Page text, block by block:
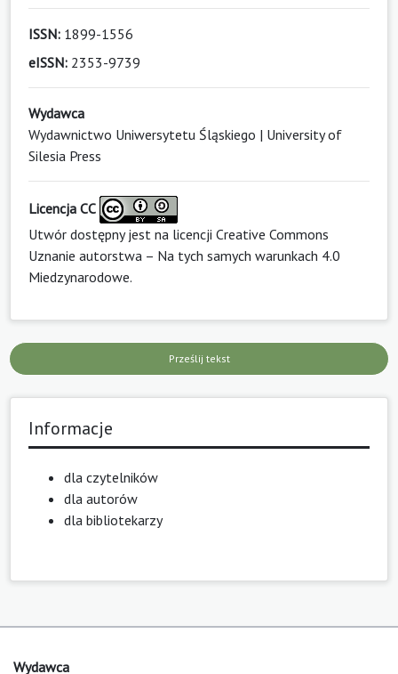
ISSN: 1899-1556
eISSN: 2353-9739
Wydawca
Wydawnictwo Uniwersytetu Śląskiego | University of
Silesia Press
Licencja CC
Utwór dostępny jest na licencji Creative Commons
Uznanie autorstwa – Na tych samych warunkach 4.0
Miedzynarodowe.
Prześlij tekst
Informacje
dla czytelników
dla autorów
dla bibliotekarzy
Wydawca